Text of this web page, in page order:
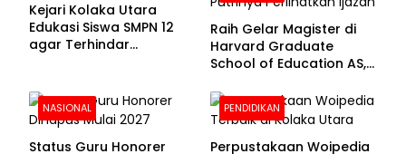
Kejari Kolaka Utara
Edukasi Siswa SMPN 12
agar Terhindar
Raih Gelar Magister di
Harvard Graduate
School of Education AS,
Foto Putrinya Perlihatkan
Ijazah
NASIONAL
Status Guru Honorer
PENDIDIKAN
Perpustakaan Woipedia